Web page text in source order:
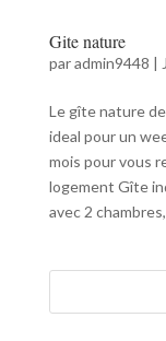
Gite nature
paradmin9448 |
Le gîte nature
ideal pour un
mois pour vous
logement Gîte
avec 2